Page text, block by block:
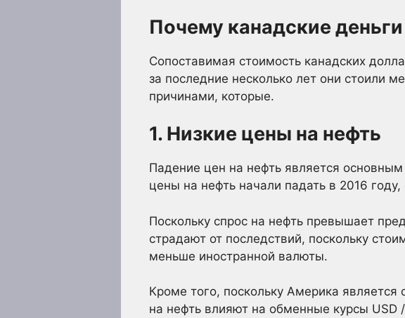
Почему канадские
Сопоставимая стоимость канадских
за последние несколько лет они стоили
причинами, которые.
1. Низкие цены на нефть
Падение цен на нефть является
цены на нефть начали падать в 2016
Поскольку спрос на нефть превышает
страдают от последствий, поскольку
меньше иностранной валюты.
Кроме того, поскольку Америка
на нефть влияют на обменные курсы USD